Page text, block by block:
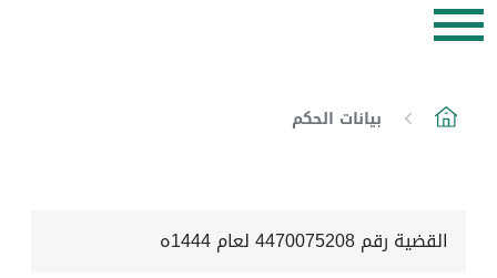
بيانات الحكم
القضية رقم 4470075208 لعام 1444ه